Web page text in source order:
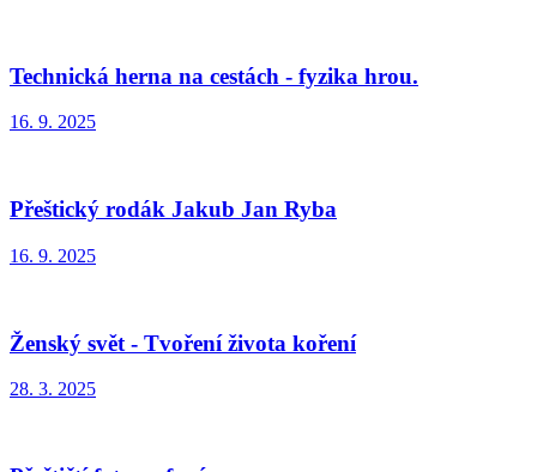
Technická herna na cestách - fyzika hrou.
16. 9. 2025
Přeštický rodák Jakub Jan Ryba
16. 9. 2025
Ženský svět - Tvoření života koření
28. 3. 2025